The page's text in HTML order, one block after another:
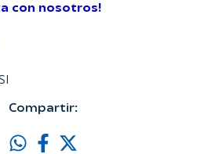
con nosotros!
Compartir: